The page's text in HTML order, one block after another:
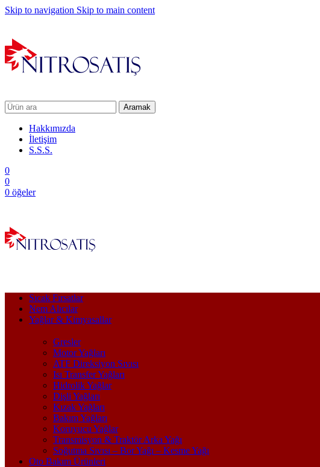
Skip to navigation Skip to main content
Aramak
Hakkımızda
İletişim
S.S.S.
0
0
0 öğeler
Sıcak Fırsatlar
Nem Alıcılar
Yağlar & Kimyasallar
Gresler
Motor Yağları
ATF Direksiyon Sıvısı
Isı Transfer Yağları
Hidrolik Yağlar
Dişli Yağları
Kızak Yağları
Bakım Yağları
Koruyucu Yağlar
Transmisyon & Traktör Arka Yağı
Soğutma Sıvısı – Bor Yağı – Kesme Yağı
Oto Bakım Ürünleri